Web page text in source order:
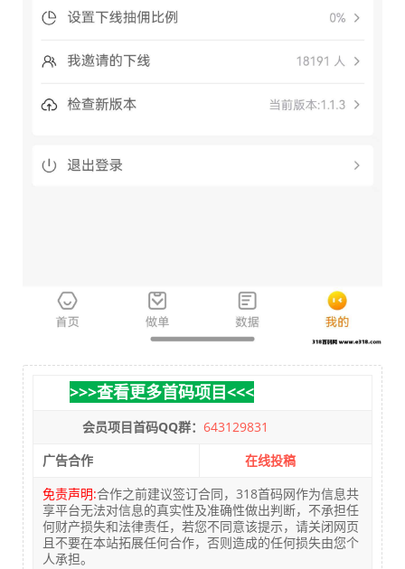
>>>查看更多首码项目<<<
会员项目首码QQ群： 643129831
广告合作
在线投稿
免责声明:合作之前建议签订合同，318首码网作为信息共
享平台无法对信息的真实性及准确性做出判断，不承担任
何财产损失和法律责任，若您不同意该提示，请关闭网页
且不要在本站拓展任何合作，否则造成的任何损失由您个
人承担。